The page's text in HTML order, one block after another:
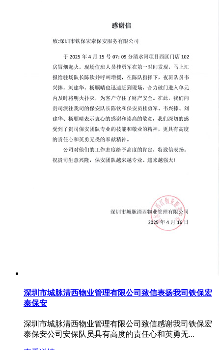
深圳市城脉清西物业管理有限公司致信表扬我司铁保宏
泰保安
深圳市城脉清西物业管理有限公司致信感谢我司铁保宏
泰保安公司安保队员具有高度的责任心和英勇无...